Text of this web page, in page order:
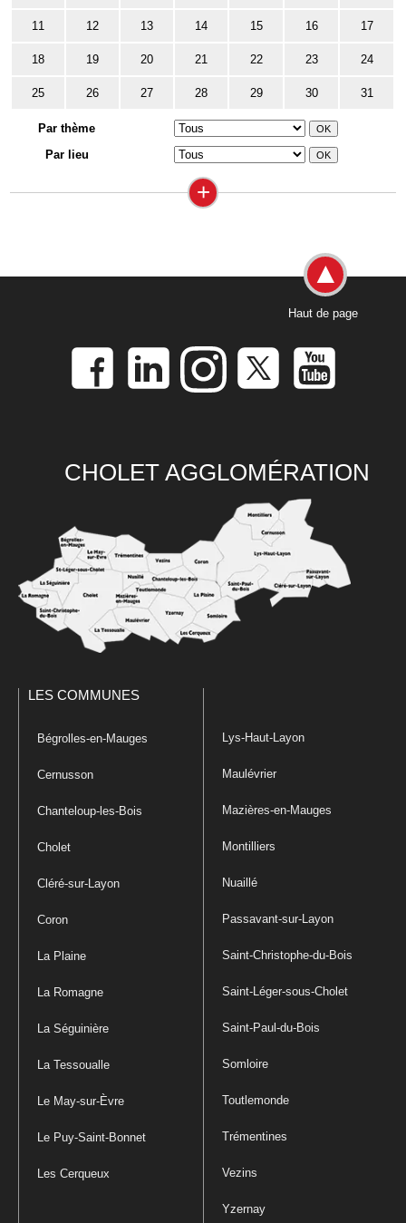
11 12 13 14 15 16 17
18 19 20 21 22 23 24
25 26 27 28 29 30 31
Par thème
Par lieu
+
Haut de page
CHOLET AGGLOMÉRATION
LES COMMUNES
Bégrolles-en-Mauges
Cernusson
Chanteloup-les-Bois
Cholet
Cléré-sur-Layon
Coron
La Plaine
La Romagne
La Séguinière
La Tessoualle
Le May-sur-Èvre
Le Puy-Saint-Bonnet
Les Cerqueux
Lys-Haut-Layon
Maulévrier
Mazières-en-Mauges
Montilliers
Nuaillé
Passavant-sur-Layon
Saint-Christophe-du-Bois
Saint-Léger-sous-Cholet
Saint-Paul-du-Bois
Somloire
Toutlemonde
Trémentines
Vezins
Yzernay